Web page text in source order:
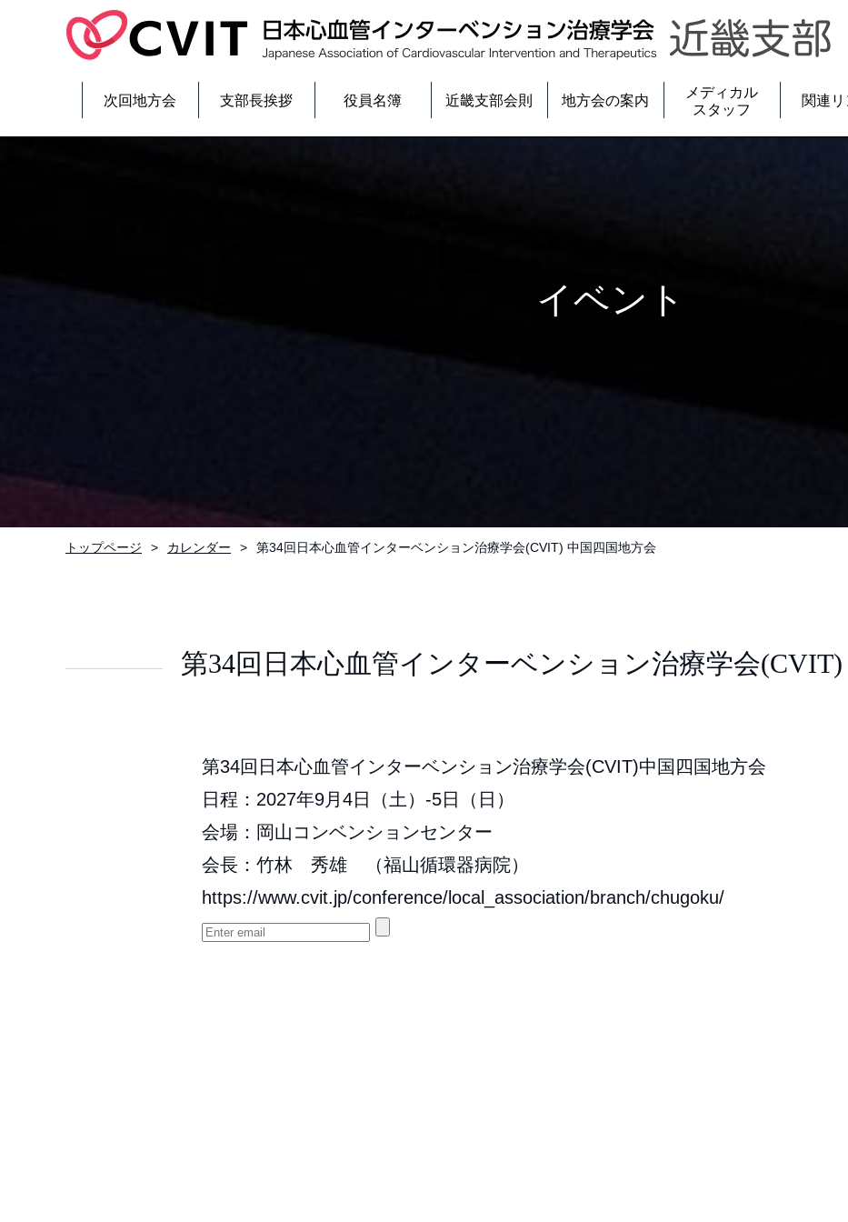
次回地方会 支部長挨拶 役員名簿 近畿支部会則 地方会の案内
メディカル
スタッフ
関連リ
イベント
トップページ カレンダー 第34回日本心血管インターベンション治療学会(CVIT) 中国四国地方会
第34回日本心血管インターベンション治療学会
第34回日本心血管インターベンション治療学会(CVIT)中国四国地方会
日程：2027年9月4日（土）-5日（日）
会場：岡山コンベンションセンター
会長：竹林 秀雄 （福山循環器病院）
https://www.cvit.jp/conference/local_association/branch/chugoku/